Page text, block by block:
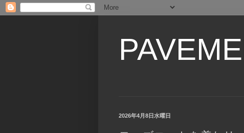
2026年4月8日水曜日